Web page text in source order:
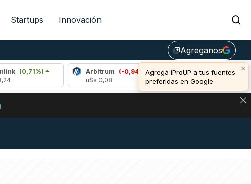
Startups Innovación
library_addAgreganos
×
Agregá iProUP a tus fuentes
preferidas en Google
Arbitrum (-0,94%)
u$s 0,08
Bitcoin (0,26%)
u$s 64.921,00
TRADE DE BITCOIN Y ESTA SEÑAL DEFINE LOS PRECIOS DE